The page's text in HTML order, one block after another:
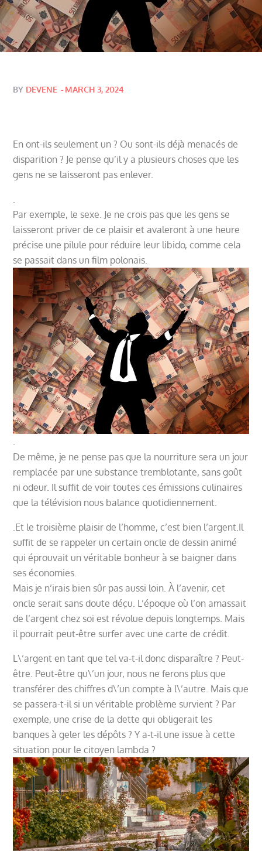
BY DEVENE Posted
MARCH 3, 2024
En ont-ils seulement un ? Ou sont-ils déjà menacés de
disparition ? Je pense qu’il y a plusieurs choses que les
gens ne se laisseront pas enlever.
Par exemple, le sexe. Je ne crois pas que les gens se
laisseront priver de ce plaisir et avaleront à une heure
précise une pilule pour réduire leur libido, comme cela
se passait dans un film polonais.
.
De même, je ne pense pas que la nourriture sera un jour
remplacée par une substance tremblotante, sans goût
ni odeur. Il suffit de voir toutes ces émissions culinaires
que la télévision nous balance quotidiennement.
.Et le troisième plaisir de l’homme, c’est bien l’argent.Il
suffit de se rappeler un certain oncle de dessin animé
qui éprouvait un véritable bonheur à se baigner dans
ses économies.
Mais je n’irais bien sûr pas aussi loin. À l’avenir, cet
oncle serait sans doute déçu. L’époque où l’on amassait
de l’argent chez soi est révolue depuis longtemps. Mais
il pourrait peut-être surfer avec une carte de crédit.
L\’argent en tant que tel va-t-il donc disparaître ? Peut-
être. Peut-être qu\’un jour, nous ne ferons plus que
transférer des chiffres d\’un compte à l\’autre. Mais que
se passera-t-il si un véritable problème survient ? Par
exemple, une crise de la dette qui obligerait les
banques à geler les dépôts ? Y a-t-il une issue à cette
situation pour le citoyen lambda ?